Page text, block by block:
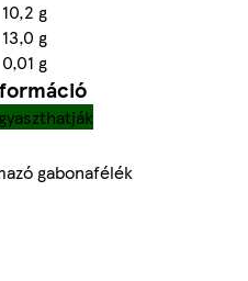
10,2 g
13,0 g
0,01 g
gabonafélék